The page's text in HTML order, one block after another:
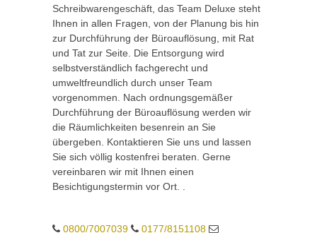
Schreibwarengeschäft, das Team Deluxe steht
Ihnen in allen Fragen, von der Planung bis hin
zur Durchführung der Büroauflösung, mit Rat
und Tat zur Seite. Die Entsorgung wird
selbstverständlich fachgerecht und
umweltfreundlich durch unser Team
vorgenommen. Nach ordnungsgemäßer
Durchführung der Büroauflösung werden wir
die Räumlichkeiten besenrein an Sie
übergeben. Kontaktieren Sie uns und lassen
Sie sich völlig kostenfrei beraten. Gerne
vereinbaren wir mit Ihnen einen
Besichtigungstermin vor Ort. .
0800/7007039
0177/8151108